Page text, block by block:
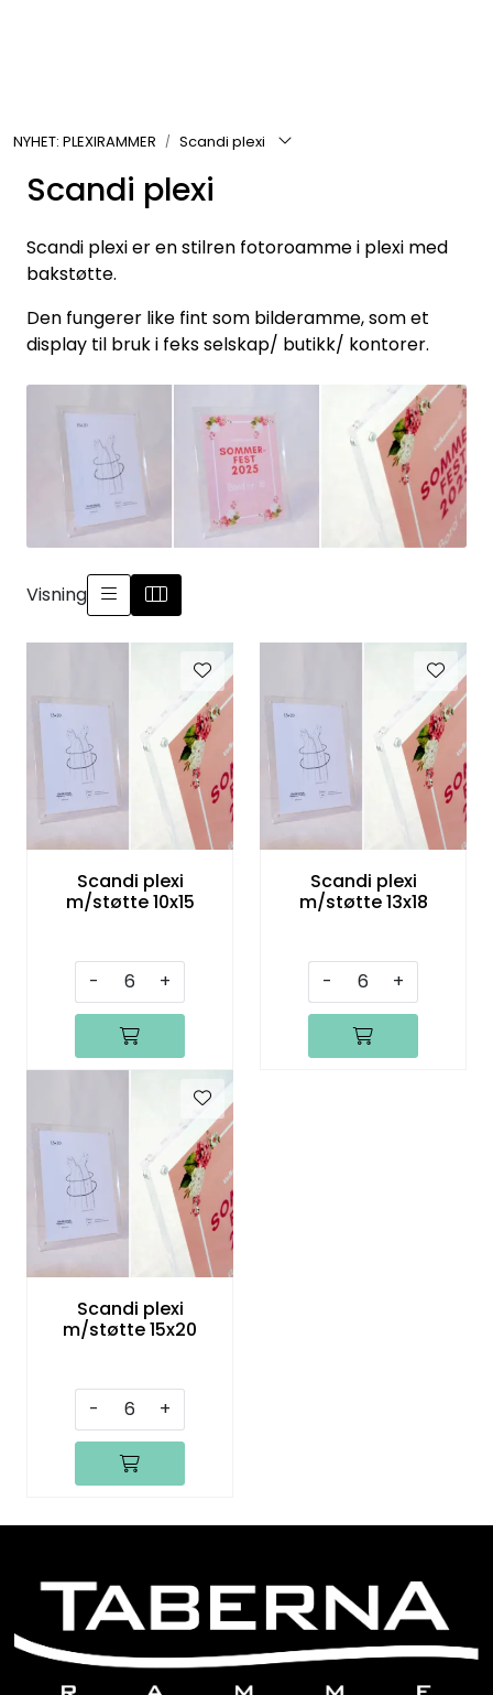
NYHET: PLEXIRAMMER Scandi plexi
Scandi plexi
Scandi plexi er en stilren fotoroamme i plexi med
bakstøtte.
Den fungerer like fint som bilderamme, som et
display til bruk i feks selskap/ butikk/ kontorer.
Visning
Scandi plexi
m/støtte 10x15
- +
Scandi plexi
m/støtte 13x18
- +
Scandi plexi
m/støtte 15x20
- +
Passepartout
Tilbehør til innramming
Innrammede bilder
Canvas
Glass art
Malerier
Trykk av bilder/skilt og innramming
SOMMEROUTLET